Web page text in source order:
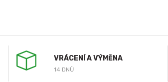
VRÁCENÍ A VÝMĚNA
14 DNŮ